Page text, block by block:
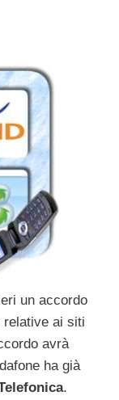
un accordo
relative ai siti
avrà
ha già
.